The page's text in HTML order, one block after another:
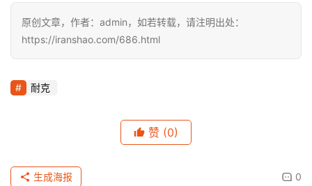
运
动
原创文章，作者：admin，如若转载，请注明出处：
https://iranshao.com/686.html
耐克
赞 (0)
0
生成海报